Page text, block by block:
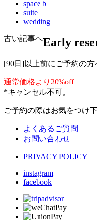
space b
suite
wedding
古い記事へEarly
[90日]以上前にご予約の方
通常価格より20%off
*キャンセル不可。
ご予約の際はお気をつけ下
よくあるご質問
お問い合わせ
PRIVACY POLICY
instagram
facebook